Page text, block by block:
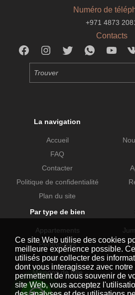
Numéro de
+971 4873
Contacts
La navigation
Accueil
FAQ
Contacter
Politique de confidentialité
Plan du site
Par type de bien
Appartements
Penthouses
Villas
Maisons de ville
Propriétés commerciales
Ce site Web utilise des cookies
meilleure expérience possible.
utilisés pour collecter des
dont vous interagissez avec
permettent de nous souvenir de
site Web, vous acceptez